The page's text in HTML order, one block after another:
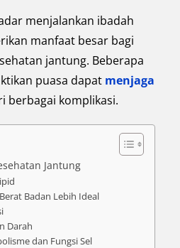
menjalankan ibadah
manfaat besar bagi
jantung. Beberapa
puasa dapat menjaga
berbagai komplikasi.
Jantung
Badan Lebih Ideal
Darah
dan Fungsi Sel